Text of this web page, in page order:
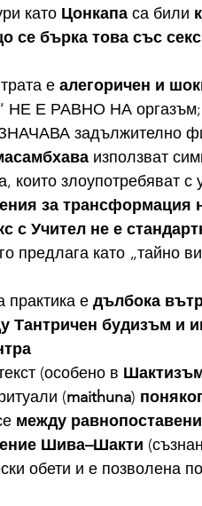
като Цонкапа са били
се бърка това със
е алегоричен и
НЕ Е РАВНО НА оргазъм;
задължително
използват
които злоупотребяват с
за трансформация
с Учител не е
предлага като „тайно
практика е дълбока
Тантричен будизъм и
(особено в
(maithuna)
между
Шива–Шакти
обети и е позволена